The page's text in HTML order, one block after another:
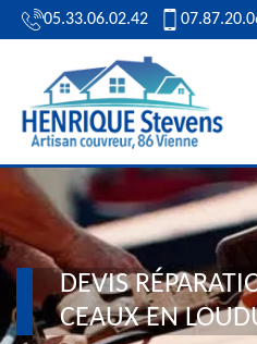
05.33.06.02.42
DEVIS
CEAUX EN